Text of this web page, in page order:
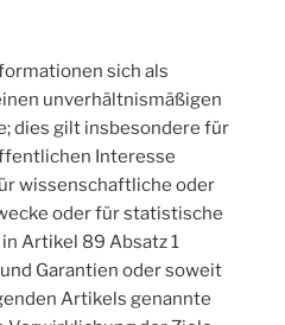
sich als
unverhältnismäßigen
dies gilt insbesondere für
Interesse
wissenschaftliche oder
oder für statistische
Artikel 89 Absatz 1
Garantien oder soweit
Artikels genannte